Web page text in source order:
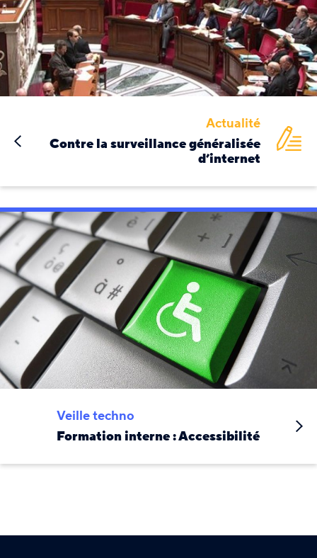
Actualité
Contre la surveillance généralisée
d’internet
Veille techno
Formation interne : Accessibilité